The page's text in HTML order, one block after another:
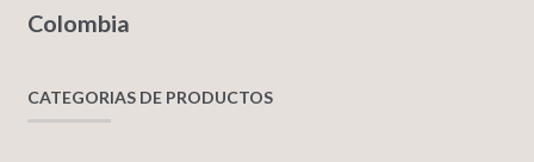
Colombia
CATEGORIAS DE PRODUCTOS